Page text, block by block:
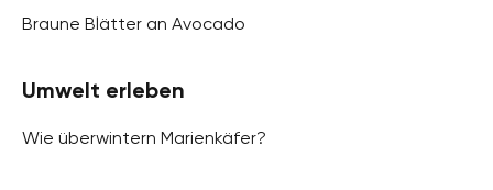
Braune Blätter an Avocado
Umwelt erleben
Wie überwintern Marienkäfer?